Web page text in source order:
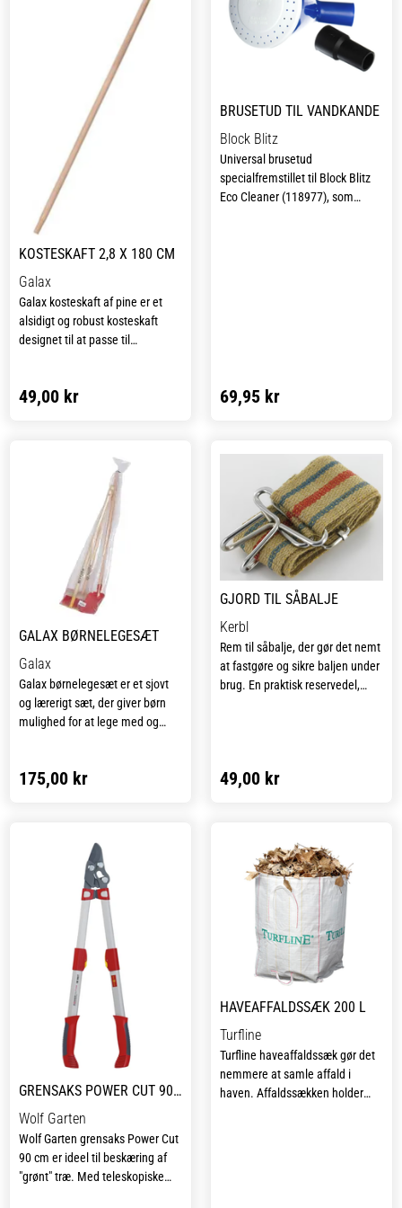
opbevaring, så den altid er lige
KOSTESKAFT 2,8 X 180 CM
Galax
Galax kosteskaft af pine er et
alsidigt og robust kosteskaft
designet til at passe til
til en uundværlig del af ethvert
Den optimale længde på 1,8
meter giver en god rækkevidde
og gør det muligt at arbejde i en
oprejst position.
49,00 kr
BRUSETUD TIL VANDKANDE
Block Blitz
Universal brusetud
specialfremstillet til Block Blitz
Eco Cleaner (118977), som
69,95 kr
GALAX BØRNELEGESÆT
Galax
Galax børnelegesæt er et sjovt
og lærerigt sæt, der giver børn
mulighed for at lege med og
indeholder en Galax børnerive,
bruge og lege med.
Redskaberne leveres samlet i en
praktisk pose, der gør det let at
opbevare sættet og tage det
med ud i legen. Galax
børnelegesæt inviterer til aktiv
leg udendørs, hvor børn kan
bruge fantasien, styrke
motorikken og få glæde af at
være med i havearbejdet på en
sjov og tryg måde.
175,00 kr
GJORD TIL SÅBALJE
Kerbl
Rem til såbalje, der gør det nemt
at fastgøre og sikre baljen under
brug. En praktisk reservedel,
49,00 kr
GRENSAKS POWER CUT 90 CM
Wolf Garten
Wolf Garten grensaks Power Cut
90 cm er ideel til beskæring af
"grønt" træ. Med teleskopiske
HAVEAFFALDSSÆK 200 L
Turfline
Turfline haveaffaldssæk gør det
nemmere at samle affald i
haven. Affaldssækken holder